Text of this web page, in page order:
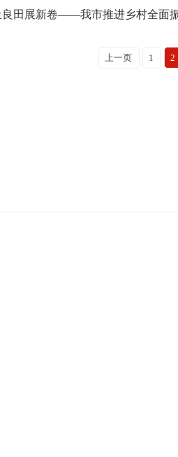
良田展新卷——我市推进乡村全面
上一页 1 2